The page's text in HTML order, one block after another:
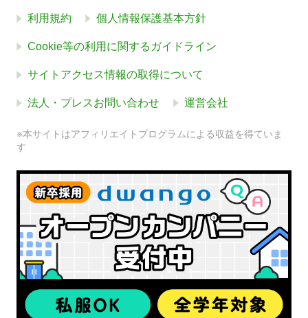
利用規約 個人情報保護基本方針
Cookie等の利用に関するガイドライン
サイトアクセス情報の取得について
法人・プレスお問い合わせ 運営会社
※本サイトはアフィリエイトプログラムによる収益を得ていま
す